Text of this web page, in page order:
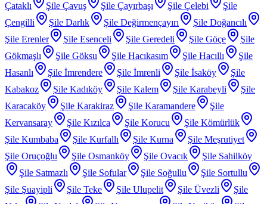
Çataklı
Şile Çavuş Şile Çayırbaşı Şile Çelebi
Şile
Çengilli
Şile Darlık Şile Değirmençayırı
Şile Doğancılı
Şile Erenler
Şile Esenceli Şile Geredeli Şile Göçe
Şile
Gökmaşlı
Şile Göksu Şile Hacıkasım Şile Hacıllı
Şile
Hasanlı
Şile İmrendere Şile İmrenli Şile İsaköy
Şile
Kabakoz
Şile Kadıköy Şile Kalem Şile Karabeyli
Şile
Karacaköy
Şile Karakiraz Şile Karamandere
Şile
Kervansaray
Şile Kızılca Şile Korucu
Şile Kömürlük
Şile Kumbaba
Şile Kurfallı Şile Kurna
Şile Meşrutiyet
Şile Oruçoğlu
Şile Osmanköy Şile Ovacık
Şile Sahilköy
Şile Satmazlı
Şile Sofular Şile Soğullu
Şile Sortullu
Şile Şuayipli
Şile Teke Şile Ulupelit Şile Üvezli
Şile